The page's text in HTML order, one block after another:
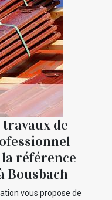
travaux de
référence
Bousbach
vous propose de